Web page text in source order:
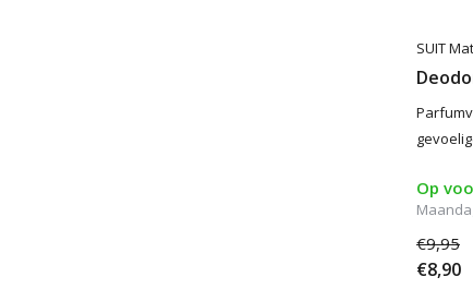
SUIT
Op
€9,95
€8,90